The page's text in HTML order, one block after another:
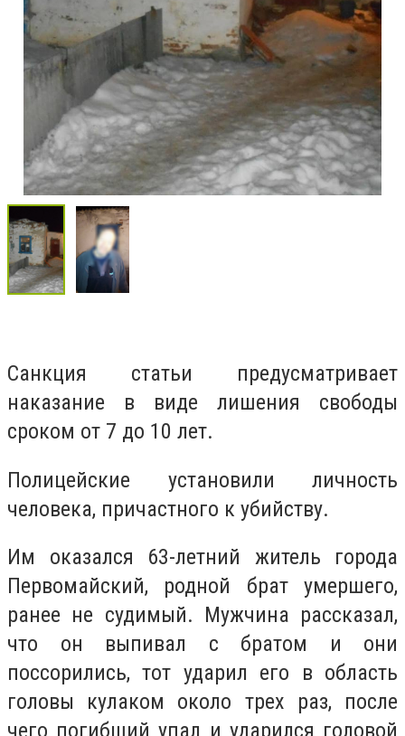
Санкция статьи предусматривает
наказание в виде лишения свободы
сроком от 7 до 10 лет.
Полицейские установили личность
человека, причастного к убийству.
Им оказался 63-летний житель города
Первомайский, родной брат умершего,
ранее не судимый. Мужчина рассказал,
что он выпивал с братом и они
поссорились, тот ударил его в область
головы кулаком около трех раз, после
чего погибший упал и ударился головой